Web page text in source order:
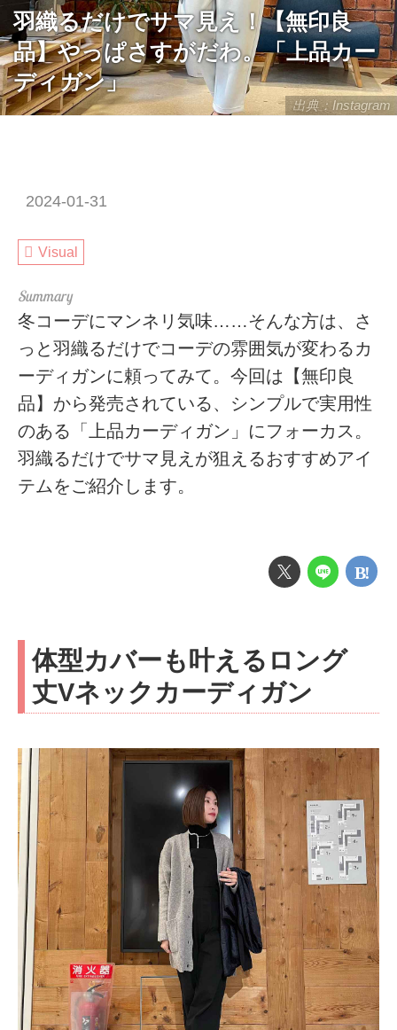
出典：Instagram
羽織るだけでサマ見え！【無印良
品】やっぱさすがだわ。「上品カー
ディガン」
2024-01-31
Visual
冬コーデにマンネリ気味……そんな方は、さ
っと羽織るだけでコーデの雰囲気が変わるカ
ーディガンに頼ってみて。今回は【無印良
品】から発売されている、シンプルで実用性
のある「上品カーディガン」にフォーカス。
羽織るだけでサマ見えが狙えるおすすめアイ
テムをご紹介します。
体型カバーも叶えるロング
丈Vネックカーディガン